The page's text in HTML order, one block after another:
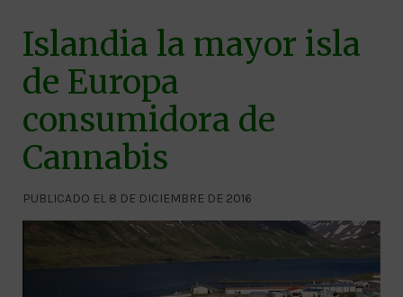
Islandia la mayor isla
de Europa
consumidora de
Cannabis
PUBLICADO EL 8 DE DICIEMBRE DE 2016